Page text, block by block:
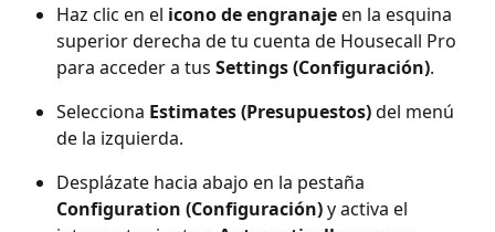
Haz clic en el icono de engranaje en la esquina
superior derecha de tu cuenta de Housecall Pro
para acceder a tus Settings (Configuración).
Selecciona Estimates (Presupuestos) del menú
de la izquierda.
Desplázate hacia abajo en la pestaña
Configuration (Configuración) y activa el